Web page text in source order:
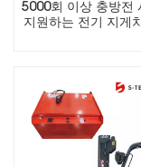
5000회 이상 충방전
지원하는 전기 지게